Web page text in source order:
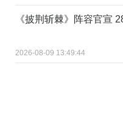
《披荆斩棘》阵容官宣
2026-08-09 13:49:44